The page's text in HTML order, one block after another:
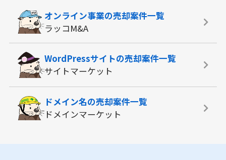
オンライン事業の売却案件一覧
ラッコM&A
WordPressサイトの売却案件一覧
サイトマーケット
ドメイン名の売却案件一覧
ドメインマーケット